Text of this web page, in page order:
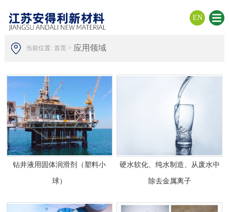
EN
当前位置: 首页 > 应用领域
钻井液用固体润滑剂（塑料小
球）
硬水软化、纯水制造、从废水中
除去金属离子